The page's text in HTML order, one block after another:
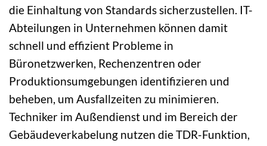
die Einhaltung von Standards sicherzustellen. IT-
Abteilungen in Unternehmen können damit
schnell und effizient Probleme in
Büronetzwerken, Rechenzentren oder
Produktionsumgebungen identifizieren und
beheben, um Ausfallzeiten zu minimieren.
Techniker im Außendienst und im Bereich der
Gebäudeverkabelung nutzen die TDR-Funktion,